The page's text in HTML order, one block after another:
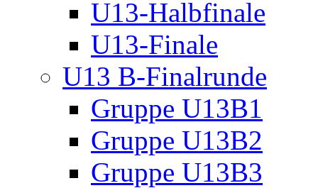
U13-Halbfinale
U13-Finale
U13 B-Finalrunde
Gruppe U13B1
Gruppe U13B2
Gruppe U13B3